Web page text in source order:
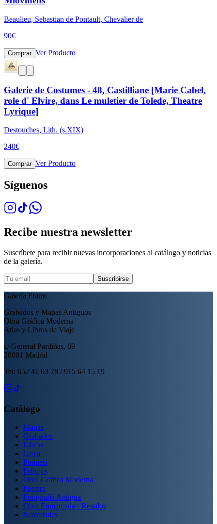
Beaulieu, Sebastian de Pontault, Chevalier de
90€
Comprar Ver Producto
Galerie de Costumes - 48, Castilliane [Marie Cabel,
role d' Elvire, dans Le muletier de Tolede, Theatre
Lyrique]
Destouches, Lith. (s.XIX)
240€
Comprar Ver Producto
Síguenos
Recibe nuestra newsletter
Suscríbete para recibir nuevas incorporaciones al catálogo y noticias
de la galería.
Suscribirse
Galería Frame
Grabados y Mapas Antiguos
Obra Gráfica Moderna
Atlas y Libros de Viaje
c/ General Pardiñas, 69
28001 Madrid
Tel: 652 41 03 78 / 915 64 15 19
Catálogo
Mapas
Grabados
Libros
Goya
Piranesi
Dibujos
Obra Gráfica Moderna
Posters
Fotografía Antigua
Obra Enmarcada - Regalos
Novedades